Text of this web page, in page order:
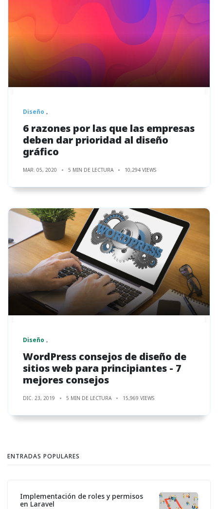
Diseño
6 razones por las que las empresas
deben dar prioridad al diseño
gráfico
MAR. 05, 2020 5 MIN DE LECTURA 10,294 VIEWS
Diseño
WordPress consejos de diseño de
sitios web para principiantes - 7
mejores consejos
DIC. 23, 2019 5 MIN DE LECTURA 15,969 VIEWS
ENTRADAS POPULARES
Implementación de roles y permisos
en Laravel